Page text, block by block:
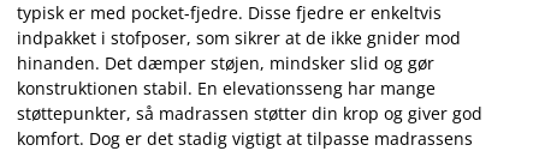
typisk er med pocket-fjedre. Disse fjedre er enkeltvis
indpakket i stofposer, som sikrer at de ikke gnider mod
hinanden. Det dæmper støjen, mindsker slid og gør
konstruktionen stabil. En elevationsseng har mange
støttepunkter, så madrassen støtter din krop og giver god
komfort. Dog er det stadig vigtigt at tilpasse madrassens